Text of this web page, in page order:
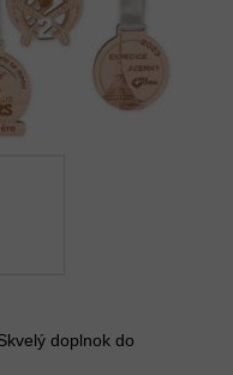
doplnok do